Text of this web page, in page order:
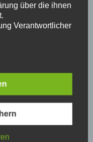
„reCAPTCHA“) auf
Website (z. B. in
oder durch ein
analysiert reCAPTCHA
verschiedener
sobald der
wertet
(z. B. IP-Adresse,
Website oder vom
über die ihnen
Verantwortlicher
möglichst
Internetseite
Internetbasierte
ein absoluter
Person frei,
auf alternativen
an uns zu